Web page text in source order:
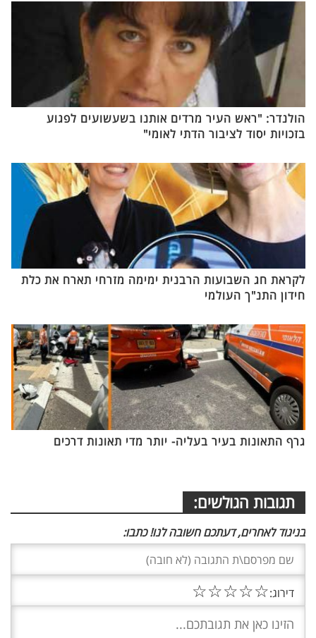
הולנדר: "ראש העיר מרדים אותנו בשעשועים לפגוע
בזכויות יסוד לציבור הדתי לאומי"
לקראת חג השבועות הרבנית ימימה מזרחי תארח את כלת
חידון התנ"ך העולמי
גרף התאונות בעיר בעליה- יותר מדי תאונות דרכים
תגובות הגולשים:
בניגוד לאחרים, דעתכם חשובה לנו! כתבו:
דירוג:☆
☆
☆
☆
☆